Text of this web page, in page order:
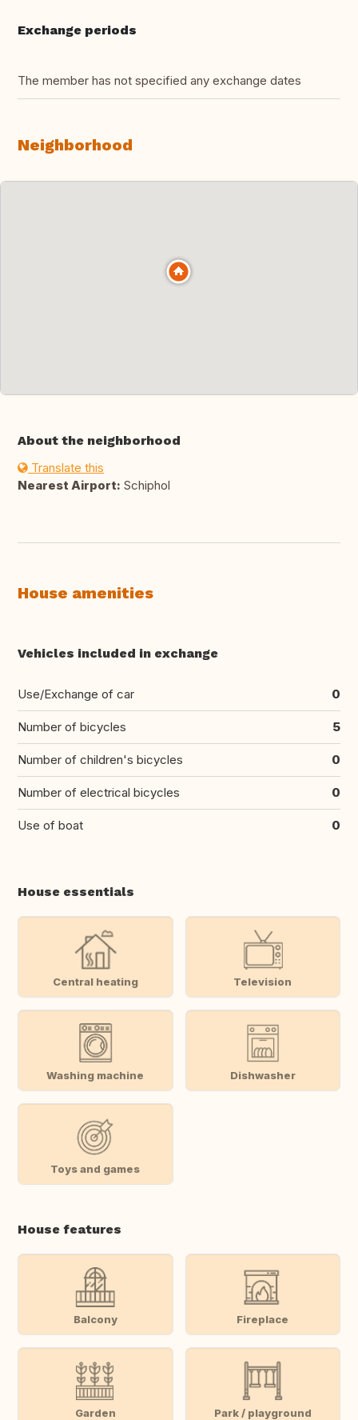
Exchange periods
The member has not specified any exchange dates
Neighborhood
About the neighborhood
Translate this
Nearest Airport: Schiphol
House amenities
Vehicles included in exchange
Use/Exchange of car 0
Number of bicycles 5
Number of children's bicycles 0
Number of electrical bicycles 0
Use of boat 0
House essentials
Central heating Television
Washing machine Dishwasher
Toys and games
House features
Balcony Fireplace
Garden Park / playground